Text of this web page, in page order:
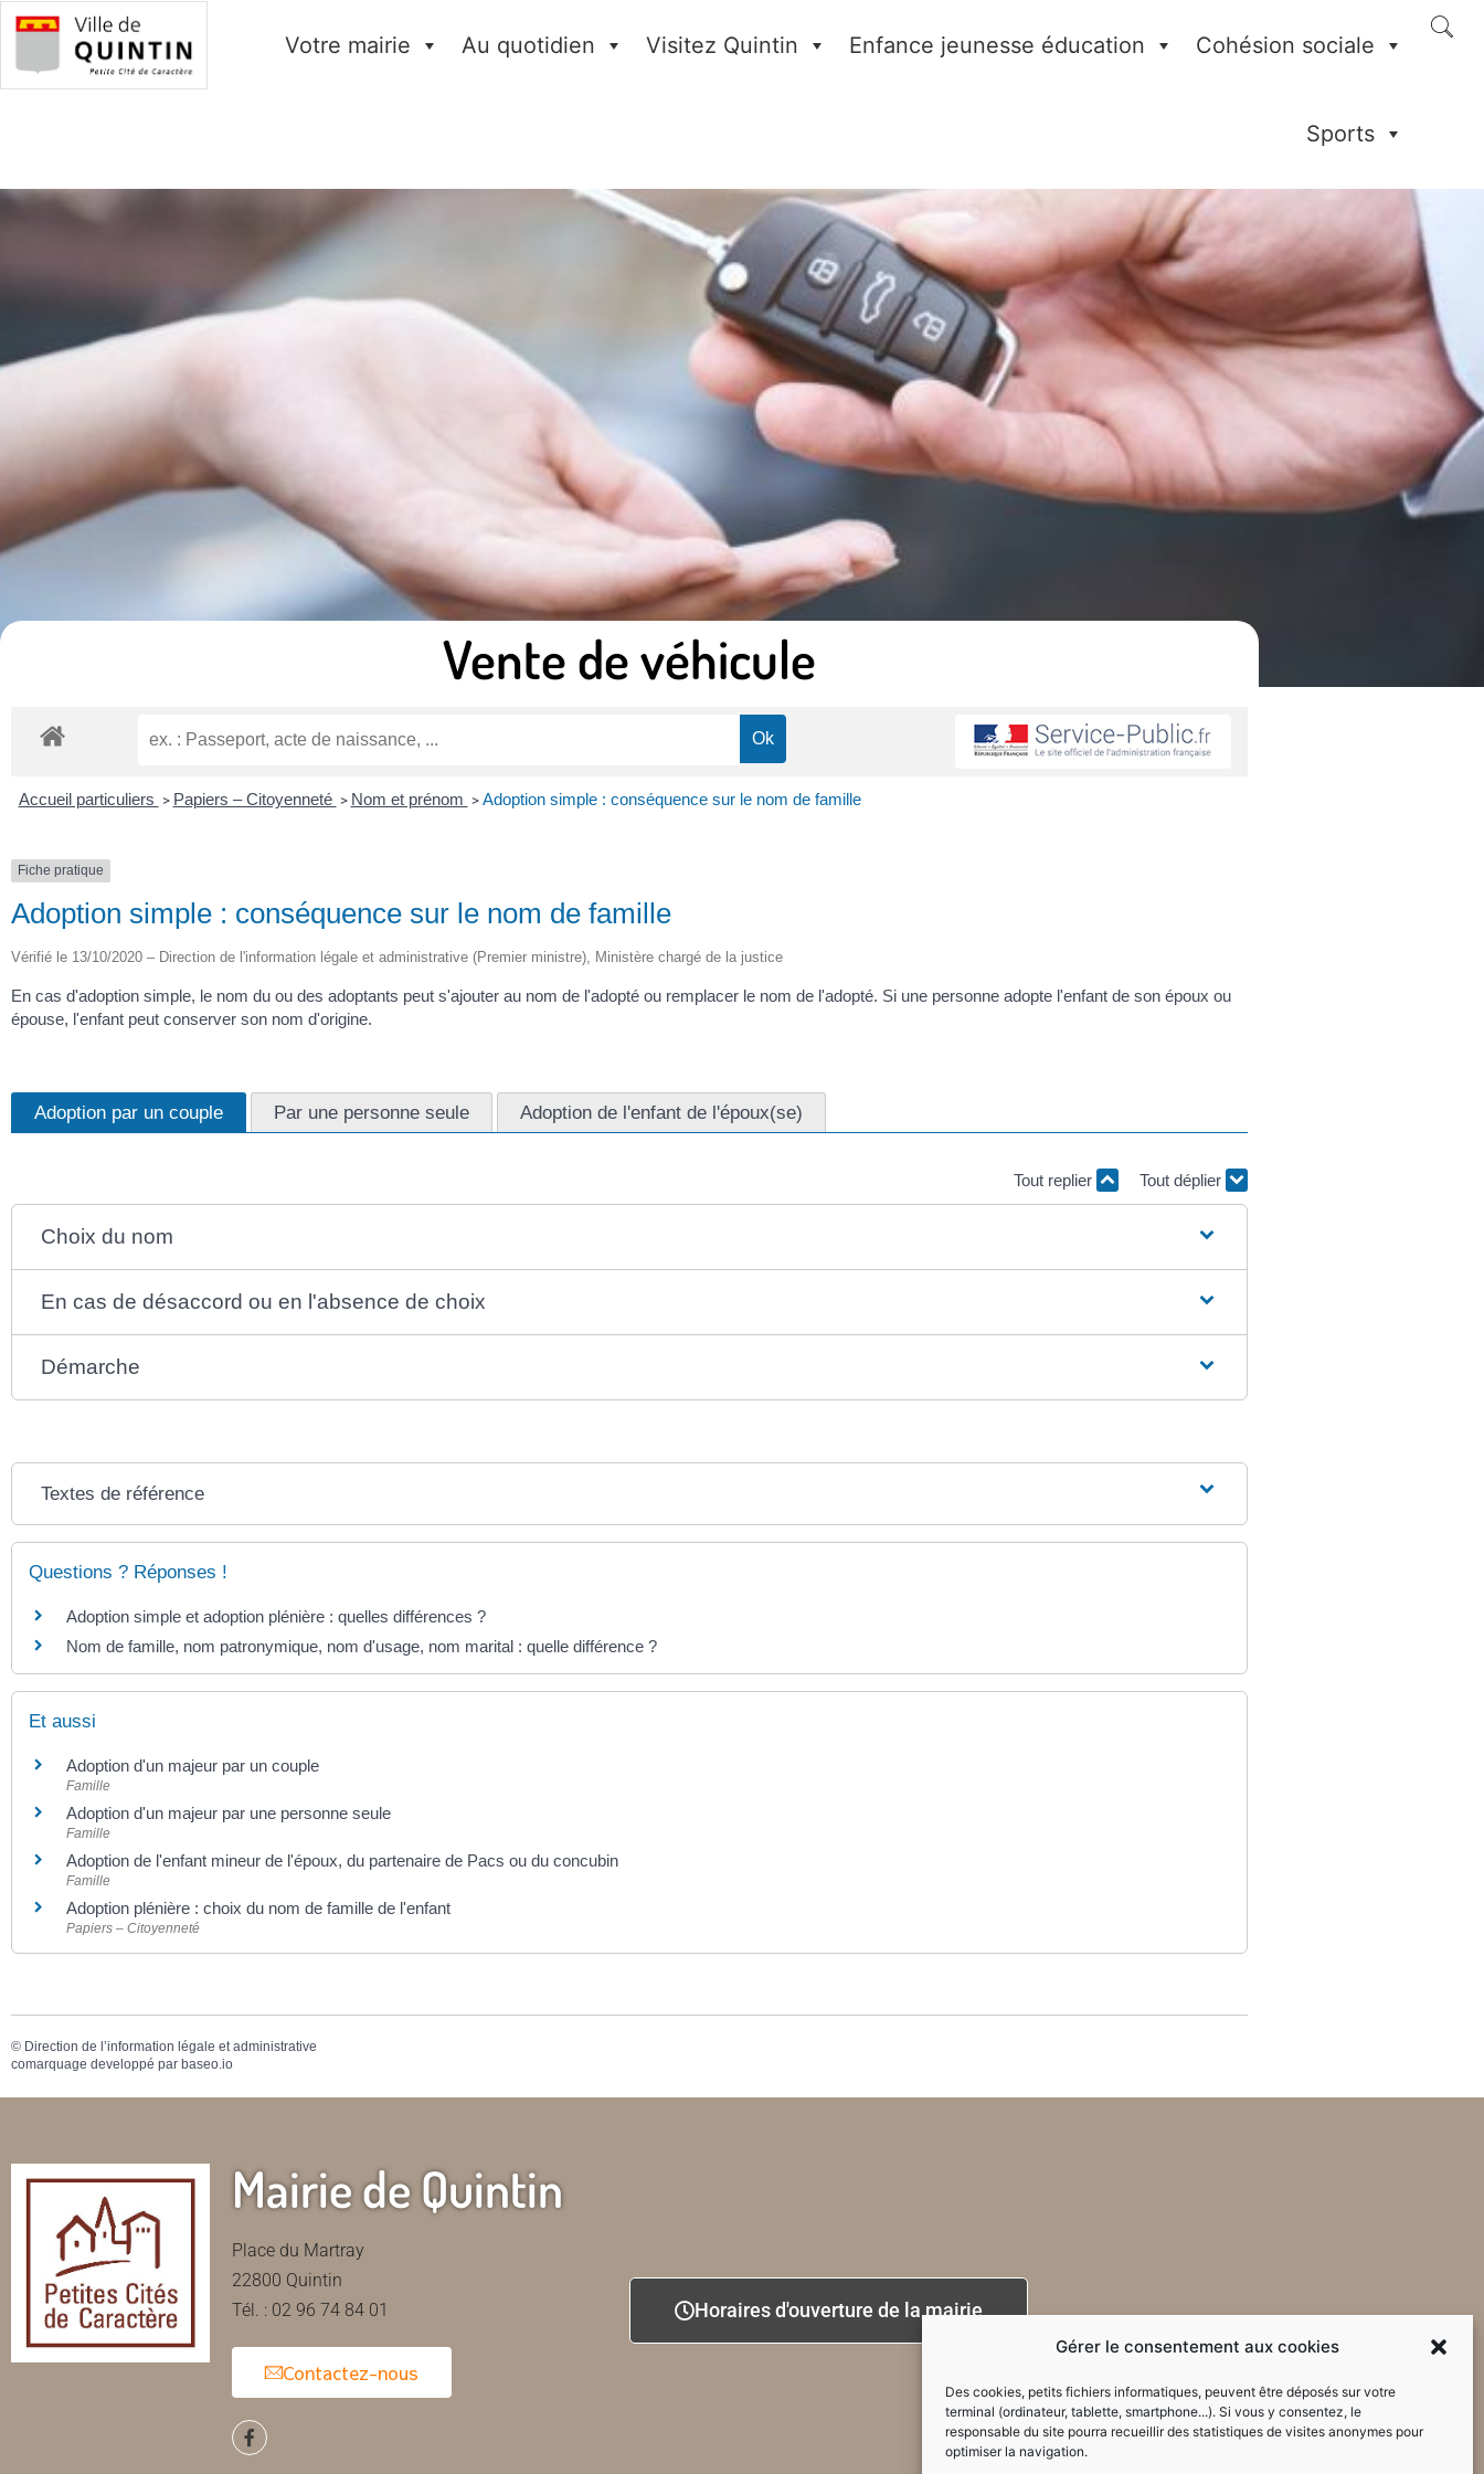
Gérer le consentement aux cookies
Des cookies, petits fichiers informatiques, peuvent être déposés sur votre
terminal (ordinateur, tablette, smartphone...). Si vous y consentez, le
responsable du site pourra recueillir des statistiques de visites anonymes pour
optimiser la navigation.
Votre mairie Au quotidien Visitez Quintin Enfance jeunesse éducation Cohésion sociale
Sports
Vente de véhicule
Accueil particuliers > Papiers – Citoyenneté > Nom et prénom > Adoption simple : conséquence sur le nom de famille
Fiche pratique
Adoption simple : conséquence sur le nom de famille
Vérifié le 13/10/2020 – Direction de l'information légale et administrative (Premier ministre), Ministère chargé de la justice
En cas d'adoption simple, le nom du ou des adoptants peut s'ajouter au nom de l'adopté ou remplacer le nom de l'adopté. Si une personne adopte l'enfant de son époux ou
épouse, l'enfant peut conserver son nom d'origine.
Adoption par un couple Par une personne seule Adoption de l'enfant de l'époux(se)
Tout replier Tout déplier
Choix du nom
En cas de désaccord ou en l'absence de choix
Démarche
Textes de référence
Questions ? Réponses !
Adoption simple et adoption plénière : quelles différences ?
Nom de famille, nom patronymique, nom d'usage, nom marital : quelle différence ?
Et aussi
Adoption d'un majeur par un couple
Famille
Adoption d'un majeur par une personne seule
Famille
Adoption de l'enfant mineur de l'époux, du partenaire de Pacs ou du concubin
Famille
Adoption plénière : choix du nom de famille de l'enfant
Papiers – Citoyenneté
© Direction de l’information légale et administrative
comarquage developpé par baseo.io
Mairie de Quintin
Place du Martray
22800 Quintin
Tél. : 02 96 74 84 01
Contactez-nous
Horaires d'ouverture de la mairie